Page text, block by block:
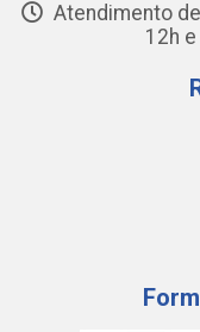
Atendimento
12h